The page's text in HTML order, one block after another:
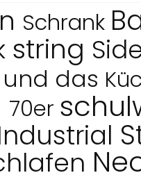
Schrank
string
und das
70er